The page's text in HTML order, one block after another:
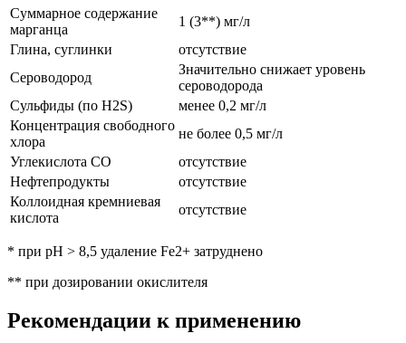
Суммарное содержание
марганца
1 (3**) мг/л
Глина, суглинки
отсутствие
Сероводород
Значительно снижает уровень
сероводорода
Сульфиды (по H2S)
менее 0,2 мг/л
Концентрация свободного
хлора
не более 0,5 мг/л
Углекислота CO
отсутствие
Нефтепродукты
отсутствие
Коллоидная кремниевая
кислота
отсутствие
* при pH > 8,5 удаление Fe2+ затруднено
** при дозировании окислителя
Рекомендации к применению